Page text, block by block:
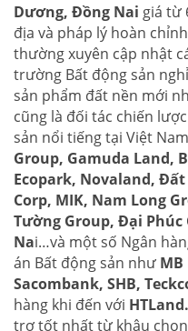
Dương, Đồng Nai giá từ
địa và pháp lý hoàn
thường xuyên cập nhật
trường Bất động sản
sản phẩm đất nền mới
cũng là đối tác chiến
sản nổi tiếng tại Việt
Group, Gamuda Land,
Ecopark, Novaland,
Corp, MIK, Nam Long
Tường Group, Đại
Nai…và một số Ngân
án Bất động sản như
Sacombank, SHB,
hàng khi đến với
trợ tốt nhất từ khâu